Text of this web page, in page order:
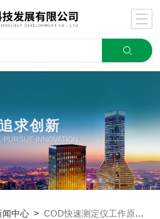
求创新
PURSUE INNOVATION
闻中心 >COD快速测定仪工作原理与技术特点